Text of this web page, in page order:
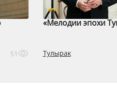
51
«Мелодии эпохи
Тулырак